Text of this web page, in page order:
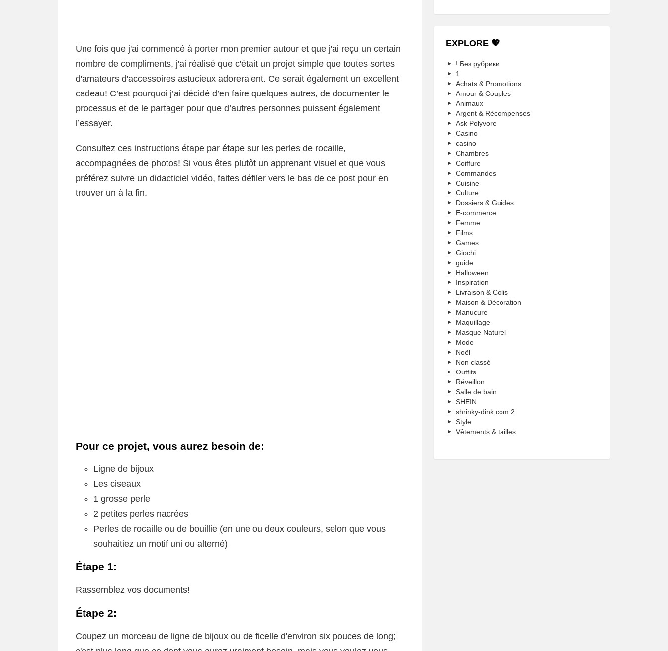
Une fois que j'ai commencé à porter mon premier autour et que j'ai reçu un certain
nombre de compliments, j'ai réalisé que c'était un projet simple que toutes sortes
d'amateurs d'accessoires astucieux adoreraient. Ce serait également un excellent
cadeau! C’est pourquoi j’ai décidé d’en faire quelques autres, de documenter le
processus et de le partager pour que d’autres personnes puissent également
l’essayer.
Consultez ces instructions étape par étape sur les perles de rocaille,
accompagnées de photos! Si vous êtes plutôt un apprenant visuel et que vous
préférez suivre un didacticiel vidéo, faites défiler vers le bas de ce post pour en
trouver un à la fin.
Pour ce projet, vous aurez besoin de:
Ligne de bijoux
Les ciseaux
1 grosse perle
2 petites perles nacrées
Perles de rocaille ou de bouillie (en une ou deux couleurs, selon que vous
souhaitiez un motif uni ou alterné)
Étape 1:
Rassemblez vos documents!
Étape 2:
Coupez un morceau de ligne de bijoux ou de ficelle d'environ six pouces de long;
EXPLORE 💖
! Без рубрики
1
Achats & Promotions
Amour & Couples
Animaux
Argent & Récompenses
Ask Polyvore
Casino
casino
Chambres
Coiffure
Commandes
Cuisine
Culture
Dossiers & Guides
E-commerce
Femme
Films
Games
Giochi
guide
Halloween
Inspiration
Livraison & Colis
Maison & Décoration
Manucure
Maquillage
Masque Naturel
Mode
Noël
Non classé
Outfits
Réveillon
Salle de bain
SHEIN
shrinky-dink.com 2
Style
Vêtements & tailles